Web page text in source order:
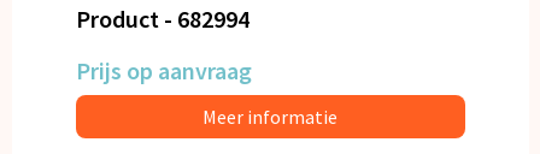
Product - 682994
Prijs op aanvraag
Meer informatie